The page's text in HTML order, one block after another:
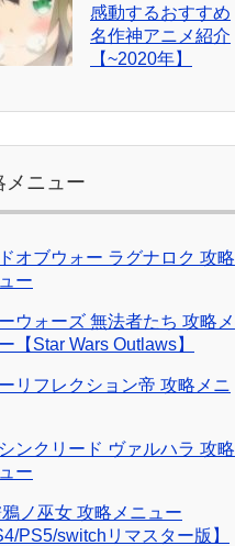
感動するおすすめ
名作神アニメ紹介
【~2020年】
メニュー
オブウォー ラグナロク 攻略
ー
ウォーズ 無法者たち 攻略メ
【Star Wars Outlaws】
リフレクション帝 攻略メニ
ンクリード ヴァルハラ 攻略
ー
ノ巫女 攻略メニュー
PS5/switchリマスター版】